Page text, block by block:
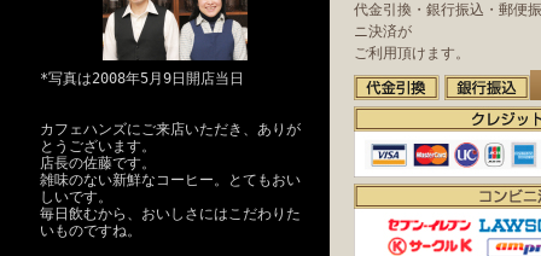
*写真は2008年5月9日開店当日
カフェハンズにご来店いただき、ありが
とうございます。
店長の佐藤です。
雑味のない新鮮なコーヒー。とてもおい
しいです。
毎日飲むから、おいしさにはこだわりた
いものですね。
代金引換・銀行振込・郵便
ニ決済が
ご利用頂けます。